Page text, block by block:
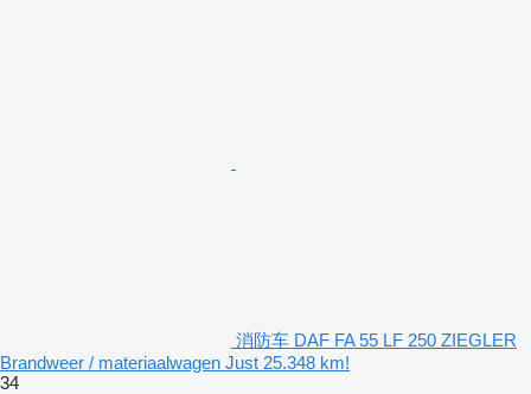
消防车 DAF FA 55 LF 250 ZIEGLER
Brandweer / materiaalwagen Just 25.348 km!
34